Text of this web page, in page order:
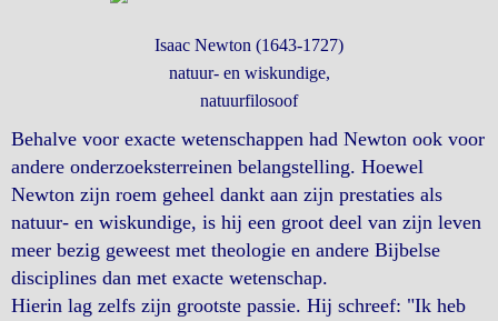
Isaac Newton (1643-1727)
natuur- en wiskundige,
natuurfilosoof
Behalve voor exacte wetenschappen had Newton ook voor
andere onderzoeksterreinen belangstelling. Hoewel
Newton zijn roem geheel dankt aan zijn prestaties als
natuur- en wiskundige, is hij een groot deel van zijn leven
meer bezig geweest met theologie en andere Bijbelse
disciplines dan met exacte wetenschap.
Hierin lag zelfs zijn grootste passie. Hij schreef: "Ik heb